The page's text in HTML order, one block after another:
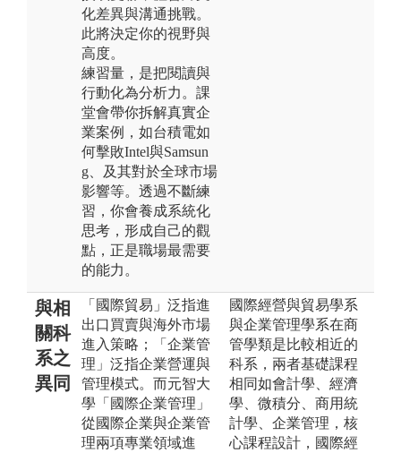
化差異與溝通挑戰。
此將決定你的視野與
高度。
練習量，是把閱讀與
行動化為分析力。課
堂會帶你拆解真實企
業案例，如台積電如
何擊敗Intel與Samsun
g、及其對於全球市場
影響等。透過不斷練
習，你會養成系統化
思考，形成自己的觀
點，正是職場最需要
的能力。
與相
關科
系之
異同
「國際貿易」泛指進
出口買賣與海外市場
進入策略；「企業管
理」泛指企業營運與
管理模式。而元智大
學「國際企業管理」
從國際企業與企業管
理兩項專業領域進
國際經營與貿易學系
與企業管理學系在商
管學類是比較相近的
科系，兩者基礎課程
相同如會計學、經濟
學、微積分、商用統
計學、企業管理，核
心課程設計，國際經